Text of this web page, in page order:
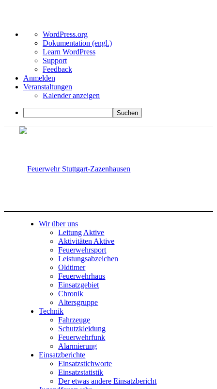
Über
WordPress
WordPress.org
Dokumentation (engl.)
Learn WordPress
Support
Feedback
Anmelden
Veranstaltungen
Kalender anzeigen
Suchen
Wir über uns
Leitung Aktive
Aktivitäten Aktive
Feuerwehrsport
Leistungsabzeichen
Oldtimer
Feuerwehrhaus
Einsatzgebiet
Chronik
Altersgruppe
Technik
Fahrzeuge
Schutzkleidung
Feuerwehrfunk
Alarmierung
Einsatzberichte
Einsatzstichworte
Einsatzstatistik
Der etwas andere Einsatzbericht